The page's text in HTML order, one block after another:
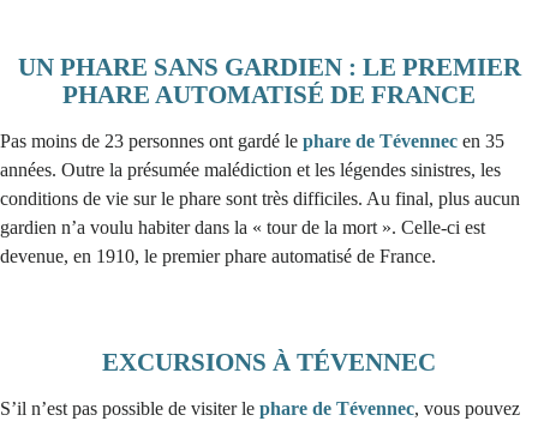
UN PHARE SANS GARDIEN : LE PREMIER
PHARE AUTOMATISÉ DE FRANCE
Pas moins de 23 personnes ont gardé le phare de Tévennec en 35
années. Outre la présumée malédiction et les légendes sinistres, les
conditions de vie sur le phare sont très difficiles. Au final, plus aucun
gardien n’a voulu habiter dans la « tour de la mort ». Celle-ci est
devenue, en 1910, le premier phare automatisé de France.
EXCURSIONS À TÉVENNEC
S’il n’est pas possible de visiter le phare de Tévennec, vous pouvez